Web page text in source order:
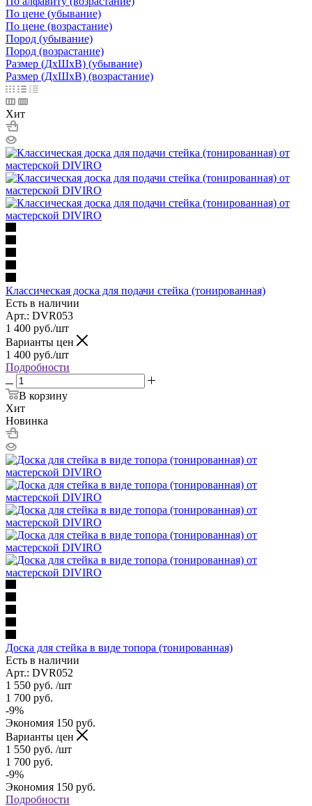
По цене (убывание)
По цене (возрастание)
Пород (убывание)
Пород (возрастание)
Размер (ДxШxВ) (убывание)
Размер (ДxШxВ) (возрастание)
Хит
Классическая доска для подачи стейка (тонированная)
Есть в наличии
Арт.: DVR053
1 400 руб./шт
Варианты цен
1 400 руб./шт
Подробности
В корзину
Хит
Новинка
Доска для стейка в виде топора (тонированная)
Есть в наличии
Арт.: DVR052
1 550 руб. /шт
1 700 руб.
-9%
Экономия 150 руб.
Варианты цен
1 550 руб. /шт
1 700 руб.
-9%
Экономия 150 руб.
Подробности